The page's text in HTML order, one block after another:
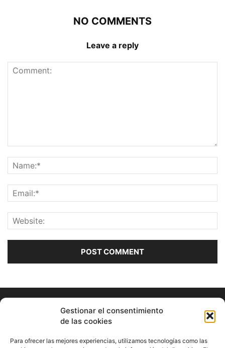
Gestionar el consentimiento
de las cookies
Para ofrecer las mejores experiencias, utilizamos tecnologías como las
NO COMMENTS
Leave a reply